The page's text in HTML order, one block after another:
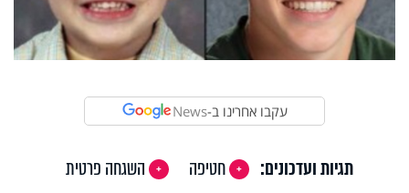
עקבו אחרינו ב-News
תגיות ועדכונים: חטיפה
השגחה פרטית